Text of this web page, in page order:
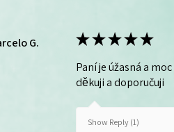
G. ★★★★★
Paní je úžasná a
děkuji a doporučuji
Show Reply (1)